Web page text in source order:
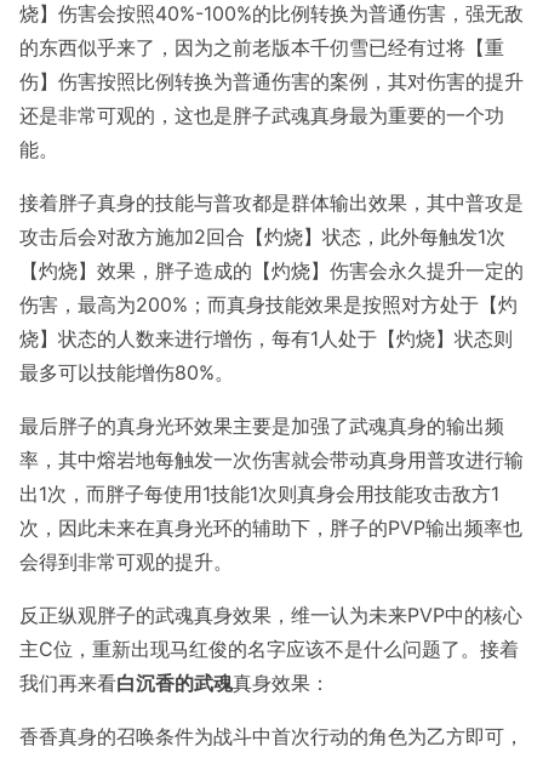
烧】伤害会按照40%-100%的比例转换为普通伤害，强无敌
的东西似乎来了，因为之前老版本千仞雪已经有过将【重
伤】伤害按照比例转换为普通伤害的案例，其对伤害的提升
还是非常可观的，这也是胖子武魂真身最为重要的一个功
能。
接着胖子真身的技能与普攻都是群体输出效果，其中普攻是
攻击后会对敌方施加2回合【灼烧】状态，此外每触发1次
【灼烧】效果，胖子造成的【灼烧】伤害会永久提升一定的
伤害，最高为200%；而真身技能效果是按照对方处于【灼
烧】状态的人数来进行增伤，每有1人处于【灼烧】状态则
最多可以技能增伤80%。
最后胖子的真身光环效果主要是加强了武魂真身的输出频
率，其中熔岩地每触发一次伤害就会带动真身用普攻进行输
出1次，而胖子每使用1技能1次则真身会用技能攻击敌方1
次，因此未来在真身光环的辅助下，胖子的PVP输出频率也
会得到非常可观的提升。
反正纵观胖子的武魂真身效果，维一认为未来PVP中的核心
主C位，重新出现马红俊的名字应该不是什么问题了。接着
我们再来看白沉香的武魂真身效果：
香香真身的召唤条件为战斗中首次行动的角色为乙方即可，